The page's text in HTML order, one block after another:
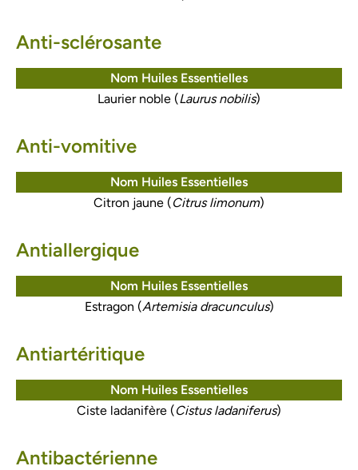
Anti-sclérosante
Nom Huiles Essentielles
Laurier noble (Laurus nobilis)
Anti-vomitive
Nom Huiles Essentielles
Citron jaune (Citrus limonum)
Antiallergique
Nom Huiles Essentielles
Estragon (Artemisia dracunculus)
Antiartéritique
Nom Huiles Essentielles
Ciste ladanifère (Cistus ladaniferus)
Antibactérienne